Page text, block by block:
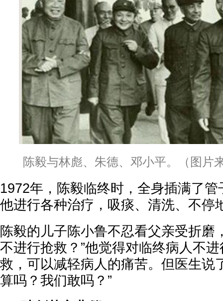
陈毅与林彪、朱德、邓小平。（图片
1972年，陈毅临终时，全身插满了
他进行各种治疗，吸痰、清洗、不停
陈毅的儿子陈小鲁不忍看父亲受折磨
不进行抢救？”他觉得对临终病人不
救，可以减轻病人的痛苦。但医生说
算吗？我们敢吗？”